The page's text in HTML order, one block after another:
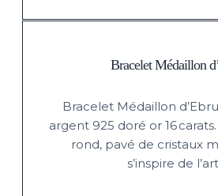
Bracelet Médaillon
Bracelet Médaillon
argent 925 doré or 16
rond, pavé de cristaux
s’inspire de